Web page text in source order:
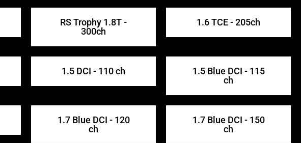
RS Trophy 1.8T -
300ch
1.6 TCE - 205ch
1.5 DCI - 110 ch
1.5 Blue DCI - 115
ch
1.7 Blue DCI - 120
ch
1.7 Blue DCI - 150
ch